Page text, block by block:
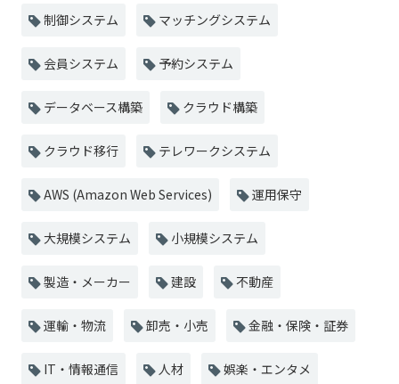
制御システム マッチングシステム
会員システム 予約システム
データベース構築 クラウド構築
クラウド移行 テレワークシステム
AWS (Amazon Web Services) 運用保守
大規模システム 小規模システム
製造・メーカー 建設 不動産
運輸・物流 卸売・小売 金融・保険・証券
IT・情報通信 人材 娯楽・エンタメ